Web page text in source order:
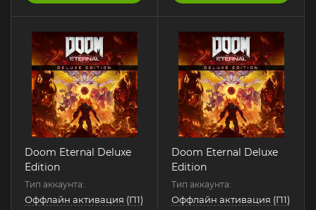
Doom Eternal Deluxe
Edition
Тип аккаунта:
Оффлайн активация (П1)
Doom Eternal Deluxe
Edition
Тип аккаунта:
Оффлайн активация (П1)